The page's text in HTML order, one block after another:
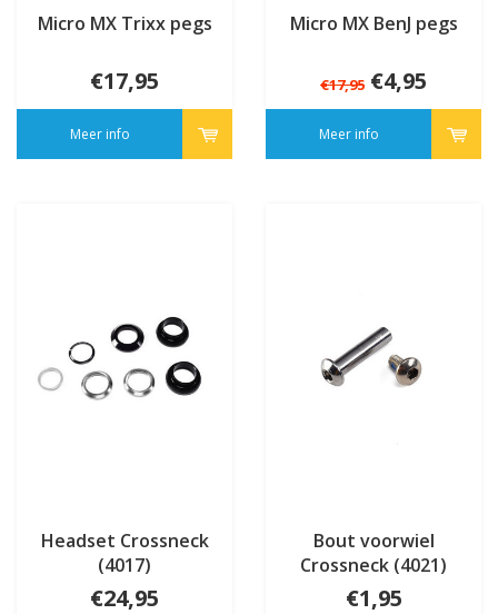
Micro MX Trixx pegs
€17,95
Meer info
Micro MX BenJ pegs
€17,95 €4,95
Meer info
Headset Crossneck
(4017)
€24,95
Bout voorwiel
Crossneck (4021)
€1,95